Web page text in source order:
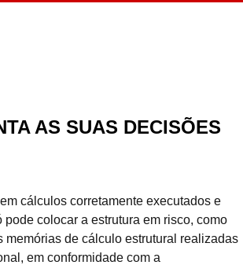
AS SUAS DECISÕES
cálculos corretamente executados e
colocar a estrutura em risco, como
de cálculo estrutural realizadas
em conformidade com a